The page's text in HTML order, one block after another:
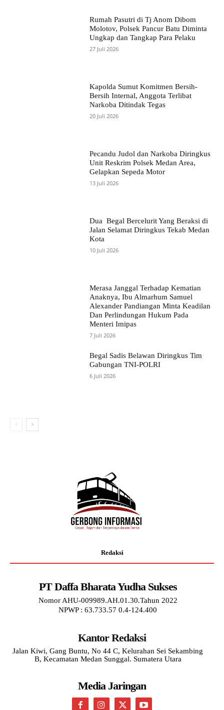
Rumah Pasutri di Tj Anom Dibom
Molotov, Polsek Pancur Batu Diminta
Ungkap dan Tangkap Para Pelaku
27 Juli 2026
Kapolda Sumut Komitmen Bersih-
Bersih Internal, Anggota Terlibat
Narkoba Ditindak Tegas
20 Juli 2026
Pecandu Judol dan Narkoba Diringkus
Unit Reskrim Polsek Medan Area,
Gelapkan Sepeda Motor
13 Juli 2026
Dua Begal Bercelurit Yang Beraksi di
Jalan Selamat Diringkus Tekab Medan
Kota
10 Juli 2026
Merasa Janggal Terhadap Kematian
Anaknya, Ibu Almarhum Samuel
Alexander Pandiangan Minta Keadilan
Dan Perlindungan Hukum Pada
Menteri Imipas
7 Juli 2026
Begal Sadis Belawan Diringkus Tim
Gabungan TNI-POLRI
6 Juli 2026
Redaksi
PT Daffa Bharata Yudha Sukses
Nomor AHU-009989.AH.01.30.Tahun 2022
NPWP : 63.733.57 0.4-124.400
Kantor Redaksi
Jalan Kiwi, Gang Buntu, No 44 C, Kelurahan Sei Sekambing
B, Kecamatan Medan Sunggal. Sumatera Utara
Media Jaringan